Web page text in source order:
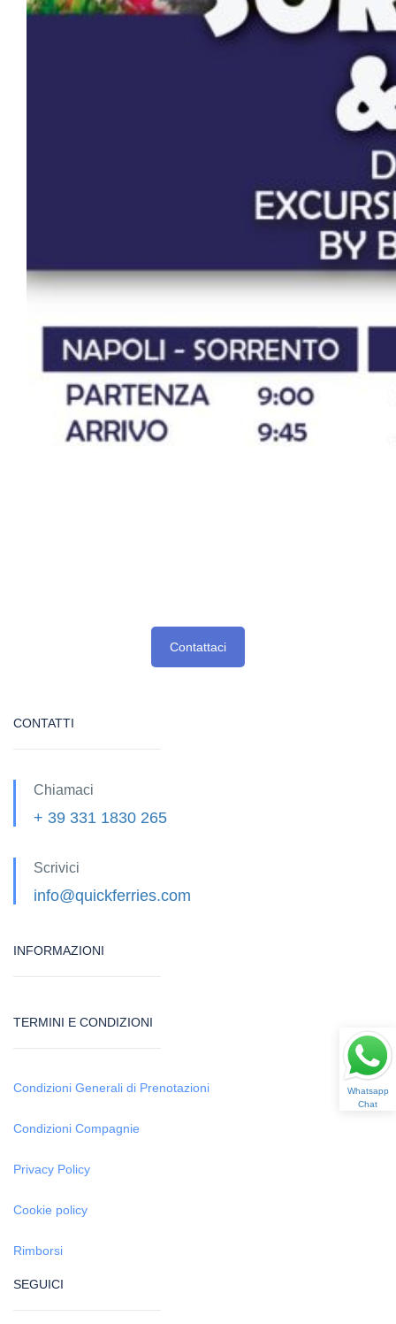
Contattaci
CONTATTI
Chiamaci
+ 39 331 1830 265
Scrivici
info@quickferries.com
INFORMAZIONI
TERMINI E CONDIZIONI
Condizioni Generali di Prenotazioni
Condizioni Compagnie
Privacy Policy
Cookie policy
Rimborsi
SEGUICI
Whatsapp
Chat